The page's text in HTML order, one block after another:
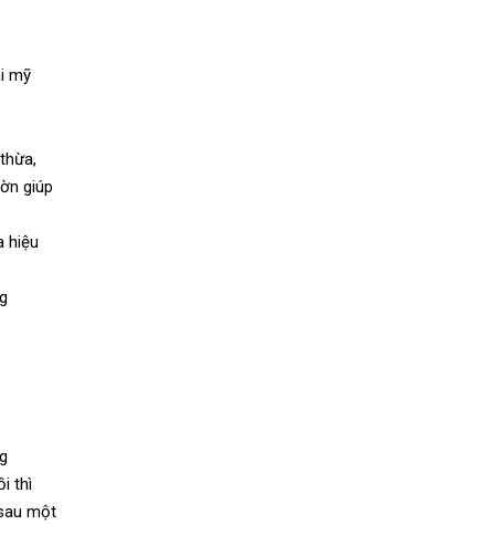
mỹ
giúp
hiệu
thì
một